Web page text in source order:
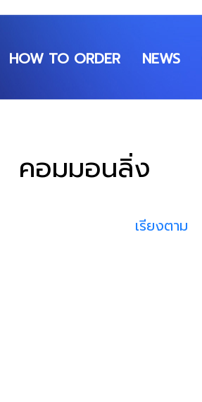
HOW TO ORDER NEWS
คอมมอนลิ่ง
เรียงตาม